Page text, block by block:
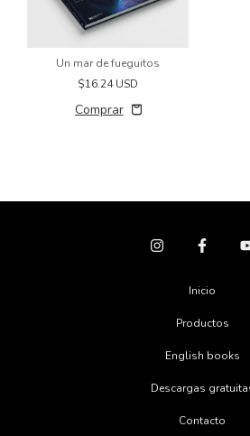
Un mar de fueguitos
$16.24 USD
Inicio
Productos
English books
Descargas
Contacto